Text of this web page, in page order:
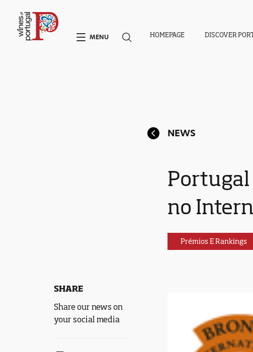
NEWS
Portugal
no
Prémios E Rankings
SHARE
Share our news on
your social media
MENU HOMEPAGE DISCOVER